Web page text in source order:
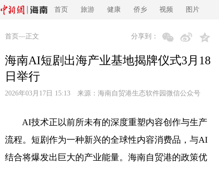
首页 旅游 健康 侨乡 视频 图片
首页 —正文 分享到：
海南AI短剧出海产业基地揭牌仪式3月18
日举行
2026年03月17日 15:13 来源： 海南自贸港生态软件园微信公众号
AI技术正以前所未有的深度重塑内容创作与生产
流程。短剧作为一种新兴的全球性内容消费品，与AI
结合将爆发出巨大的产业能量。海南自贸港的政策优